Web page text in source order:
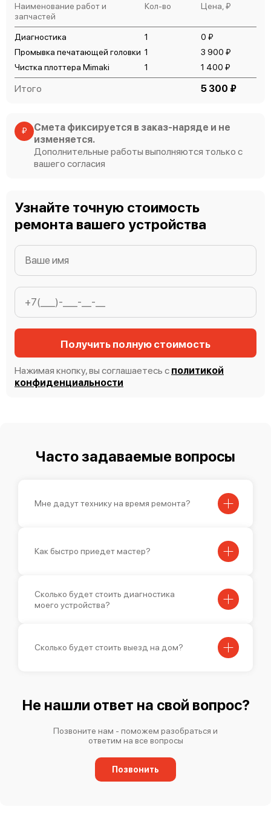
Mimaki TS500P-3200
Mimaki TS30-1300
Mimaki TS300P-1800
Mimaki TS100-1600
Mimaki JV150-130
Наименование работ и
запчастей
Кол-во Цена, ₽
Диагностика 1
0 ₽
Промывка печатающей головки 1
3 900 ₽
Чистка плоттера Mimaki
1 1 400 ₽
Итого 5 300 ₽
₽
Смета фиксируется в заказ-наряде и не
изменяется.
Дополнительные работы выполняются только с
вашего согласия
Узнайте точную стоимость
ремонта вашего устройства
Получить полную стоимость
Нажимая кнопку, вы соглашаетесь с политикой
конфиденциальности
Часто задаваемые вопросы
Мне дадут технику на время ремонта?
Как быстро приедет мастер?
Сколько будет стоить диагностика
моего устройства?
Сколько будет стоить выезд на дом?
Не нашли ответ на свой вопрос?
Позвоните нам - поможем разобраться и
ответим на все вопросы
Позвонить